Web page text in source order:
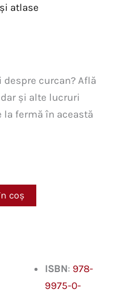
atlase
curcan? Află
și alte lucruri
la fermă în această
coș
ISBN: 978-
9975-0-